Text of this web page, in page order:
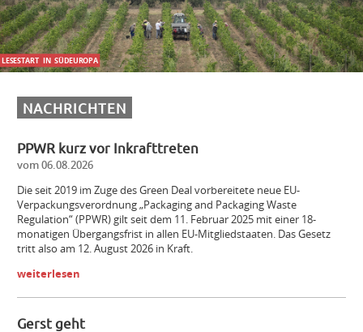
LESESTART IN SÜDEUROPA
NACHRICHTEN
PPWR kurz vor Inkrafttreten
vom 06.08.2026
Die seit 2019 im Zuge des Green Deal vorbereitete neue EU-
Verpackungsverordnung „Packaging and Packaging Waste
Regulation“ (PPWR) gilt seit dem 11. Februar 2025 mit einer 18-
monatigen Übergangsfrist in allen EU-Mitgliedstaaten. Das Gesetz
tritt also am 12. August 2026 in Kraft.
weiterlesen
Gerst geht